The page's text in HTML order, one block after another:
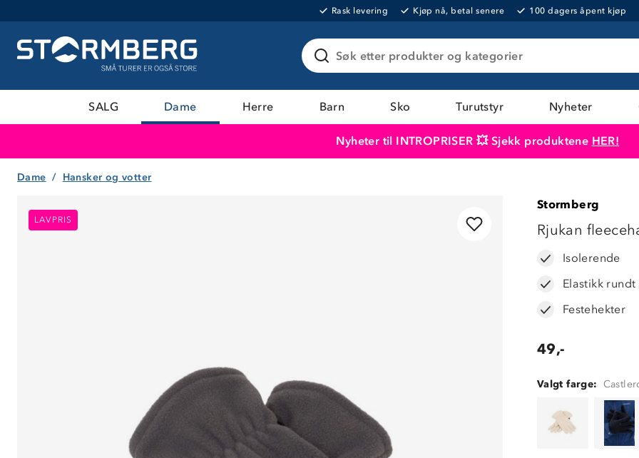
Rask levering Kjøp nå, betal senere 100 dagers åpent kjøp
Søk etter produkter og kategorier
SALG Dame Herre Barn Sko Turutstyr Nyheter
Nyheter til INTROPRISER 💥 Sjekk produktene HER!
Dame Hansker og votter
LAVPRIS
Stormberg
Rjukan
Isolerende
Elastikk
Festehekter
49,-
Valgt farge: